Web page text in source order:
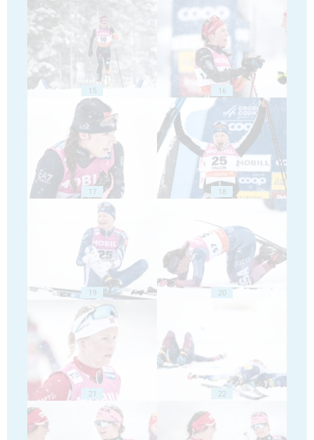
15 16
17 18
19 20
21 22